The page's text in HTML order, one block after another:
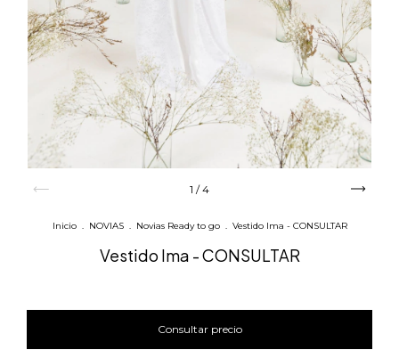
1 /4
Inicio . NOVIAS . Novias Ready to go . Vestido Ima - CONSULTAR
Vestido Ima - CONSULTAR